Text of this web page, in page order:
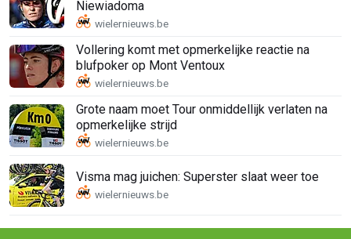
Niewiadoma
Vollering komt met opmerkelijke reactie na
blufpoker op Mont Ventoux
Grote naam moet Tour onmiddellijk verlaten na
opmerkelijke strijd
Visma mag juichen: Superster slaat weer toe